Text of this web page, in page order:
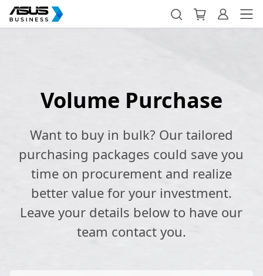
Volume Purchase
Want to buy in bulk? Our tailored
purchasing packages could save you
time on procurement and realize
better value for your investment.
Leave your details below to have our
team contact you.